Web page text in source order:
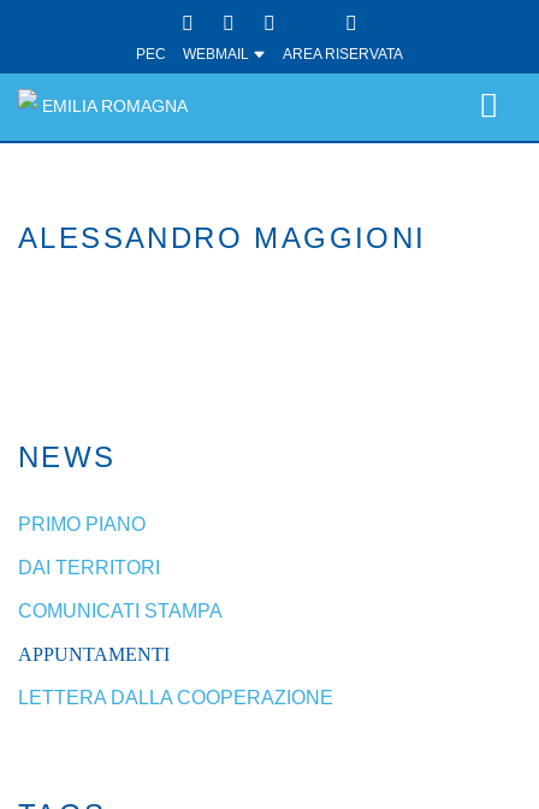
PEC WEBMAIL AREA RISERVATA
EMILIA ROMAGNA
ALESSANDRO MAGGIONI
NEWS
PRIMO PIANO
DAI TERRITORI
COMUNICATI STAMPA
APPUNTAMENTI
LETTERA DALLA COOPERAZIONE